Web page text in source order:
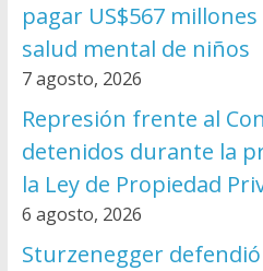
pagar US$567
salud mental de niños
7 agosto, 2026
Represión frente al
detenidos durante la
la Ley de Propiedad
6 agosto, 2026
Sturzenegger defendió